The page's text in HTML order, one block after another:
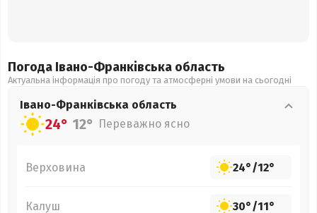
Погода Івано-Франківська область
Актуальна інформація про погоду та атмосферні умови на сьогодні
Івано-Франківська область
24° 12° Переважно ясно
Верховина 24°/12°
Калуш 30°/11°